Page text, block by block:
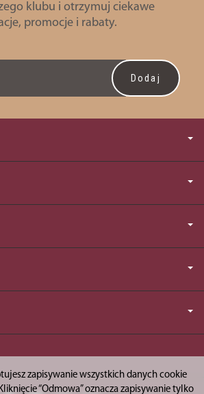
klubu i otrzymuj ciekawe
promocje i rabaty.
zapisywanie wszystkich danych cookie
“Odmowa” oznacza zapisywanie tylko